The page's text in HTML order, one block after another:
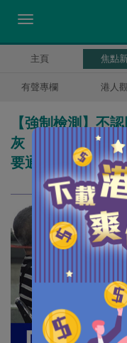
主頁 焦點
有聲專欄 港人
【強制檢測】不
灰 「醫護誠信同
要通報